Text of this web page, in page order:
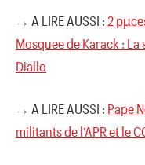
→ A LIRE AUSSI : 2
Mosquee de Karack :
Diallo
→ A LIRE AUSSI : Pape
militants de l’APR et le